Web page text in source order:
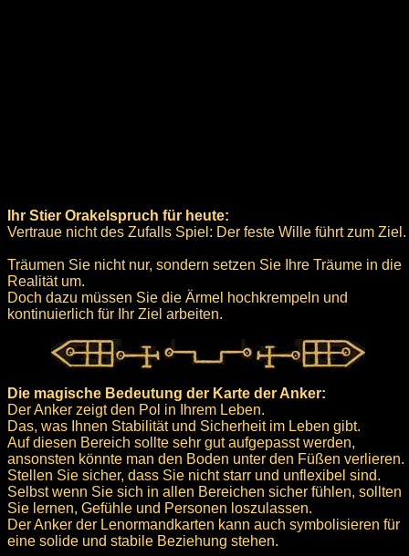
Ihr Stier Orakelspruch für heute:
Vertraue nicht des Zufalls Spiel: Der feste Wille führt zum Ziel.
Träumen Sie nicht nur, sondern setzen Sie Ihre Träume in die
Realität um.
Doch dazu müssen Sie die Ärmel hochkrempeln und
kontinuierlich für Ihr Ziel arbeiten.
Die magische Bedeutung der Karte der Anker:
Der Anker zeigt den Pol in Ihrem Leben.
Das, was Ihnen Stabilität und Sicherheit im Leben gibt.
Auf diesen Bereich sollte sehr gut aufgepasst werden,
ansonsten könnte man den Boden unter den Füßen verlieren.
Stellen Sie sicher, dass Sie nicht starr und unflexibel sind.
Selbst wenn Sie sich in allen Bereichen sicher fühlen, sollten
Sie lernen, Gefühle und Personen loszulassen.
Der Anker der Lenormandkarten kann auch symbolisieren für
eine solide und stabile Beziehung stehen.